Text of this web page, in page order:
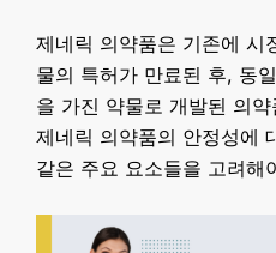
제네릭 의약품은 기존에 시
물의 특허가 만료된 후, 동
을 가진 약물로 개발된 의
제네릭 의약품의 안정성에
같은 주요 요소들을 고려해